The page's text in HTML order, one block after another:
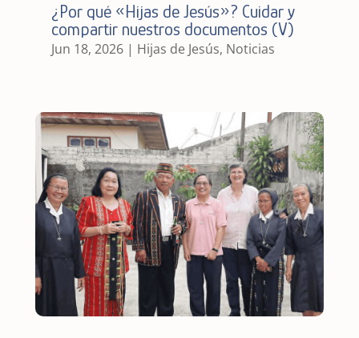
¿Por qué «Hijas de Jesús»? Cuidar y
compartir nuestros documentos (V)
Jun 18, 2026| Hijas de Jesús, Noticias